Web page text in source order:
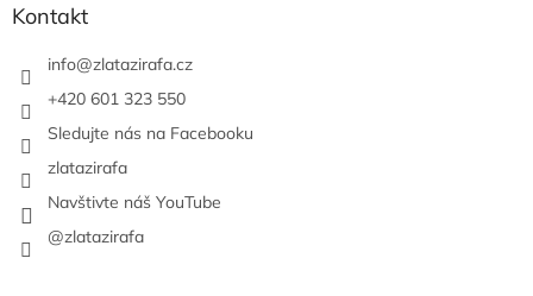
Kontakt
info@zlatazirafa.cz
+420 601 323 550
Sledujte nás na Facebooku
zlatazirafa
Navštivte náš YouTube
@zlatazirafa